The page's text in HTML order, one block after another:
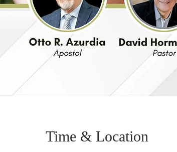
Time & Location